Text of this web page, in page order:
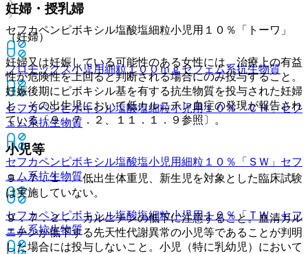
セフカペンピボキシル塩酸塩細粒小児用１０％「トーワ」
フロモックス小児用細粒１００ｍｇセフェム系抗生物質
セフカペンピボキシル塩酸塩細粒小児用１０％「ＣＨ」セフ
ェム系抗生物質
セフカペンピボキシル塩酸塩小児用細粒１０％「ＳＷ」 セフ
ェム系抗生物質
セフカペンピボキシル塩酸塩細粒小児用１０％「ＴＷ」セフ
ェム系抗生物質
妊婦・授乳婦
（妊婦）
妊婦又は妊娠している可能性のある女性には、治療上の有益
性が危険性を上回ると判断される場合にのみ投与すること。
妊娠後期にピボキシル基を有する抗生物質を投与された妊婦
と、その出生児において低カルニチン血症の発現が報告され
ている〔９．７．２、１１．１．９参照〕。
小児等
９．７．１． 低出生体重児、新生児を対象とした臨床試験
は実施していない。
９．７．２． カルニチンの低下に注意すること。血清カル
ニチンが低下する先天性代謝異常の小児等であることが判明
した場合には投与しないこと。小児（特に乳幼児）において